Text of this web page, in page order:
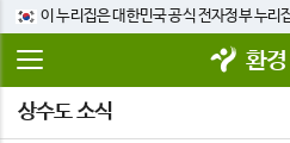
이 누리집은 대한민국 공식 전자정부 누리
환경
상수도 소식